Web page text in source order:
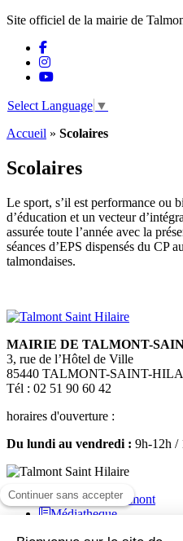
Site officiel de la mairie de
Select Language ▼
Accueil » Scolaires
Scolaires
Le sport, s’il est performance ou
d’éducation et un vecteur
assurée toute l’année avec la
séances d’EPS dispensés du CP
talmondaises.
MAIRIE DE TALMONT-
3, rue de l’Hôtel de Ville
85440 TALMONT-SAINT-
Tél : 02 51 90 60 42
horaires d'ouverture :
Du lundi au vendredi : 9h-12h /
Médiatheque